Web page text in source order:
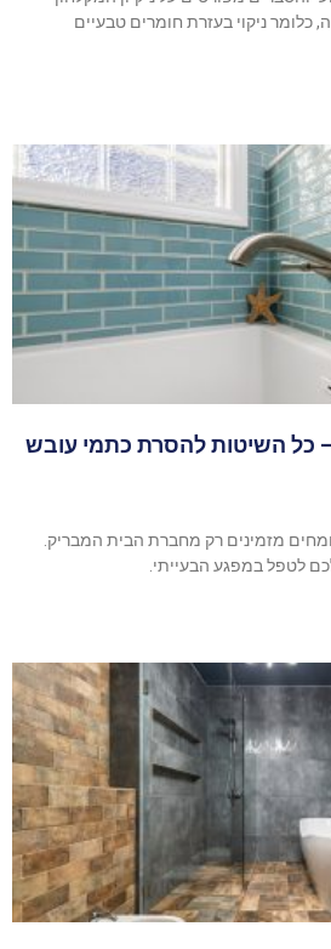
כלומר ניקוי בעזרת חומרים טבעיים
כל השיטות להסרת כתמי עובש
מזמינים רק מחברת הבית המבריק.
לטפל במפגע הבעייתי.